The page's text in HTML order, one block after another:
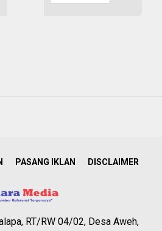
PASANG IKLAN DISCLAIMER
RT/RW 04/02, Desa Aweh,